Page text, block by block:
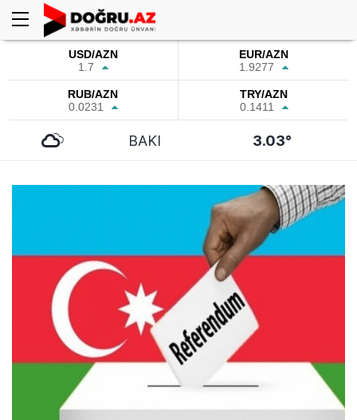
USD/AZN
1.7
EUR/AZN
1.9277
RUB/AZN
0.0231
TRY/AZN
0.1411
BAKI 3.03°